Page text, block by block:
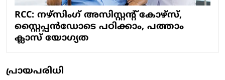
RCC: നഴ്സിംഗ് അസിസ്റ്റന്റ് കോഴ്സ്,
സ്റ്റൈപ്പൻഡോടെ പഠിക്കാം, പത്താം
ക്ലാസ് യോഗ്യത
പ്രായപരിധി